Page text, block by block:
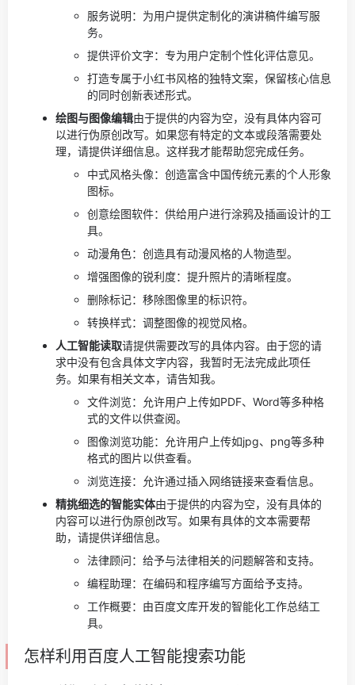
服务说明：为用户提供定制化的演讲稿件编写服
务。
提供评价文字：专为用户定制个性化评估意见。
打造专属于小红书风格的独特文案，保留核心信息
的同时创新表述形式。
绘图与图像编辑由于提供的内容为空，没有具体内容可
以进行伪原创改写。如果您有特定的文本或段落需要处
理，请提供详细信息。这样我才能帮助您完成任务。
中式风格头像：创造富含中国传统元素的个人形象
图标。
创意绘图软件：供给用户进行涂鸦及插画设计的工
具。
动漫角色：创造具有动漫风格的人物造型。
增强图像的锐利度：提升照片的清晰程度。
删除标记：移除图像里的标识符。
转换样式：调整图像的视觉风格。
人工智能读取请提供需要改写的具体内容。由于您的请
求中没有包含具体文字内容，我暂时无法完成此项任
务。如果有相关文本，请告知我。
文件浏览：允许用户上传如PDF、Word等多种格
式的文件以供查阅。
图像浏览功能：允许用户上传如jpg、png等多种
格式的图片以供查看。
浏览连接：允许通过插入网络链接来查看信息。
精挑细选的智能实体由于提供的内容为空，没有具体的
内容可以进行伪原创改写。如果有具体的文本需要帮
助，请提供详细信息。
法律顾问：给予与法律相关的问题解答和支持。
编程助理：在编码和程序编写方面给予支持。
工作概要：由百度文库开发的智能化工作总结工
具。
怎样利用百度人工智能搜索功能